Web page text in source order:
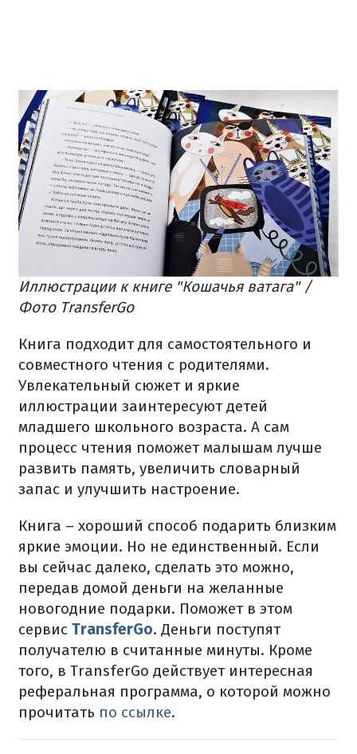
Иллюстрации к книге "Кошачья ватага" /
Фото TransferGo
Книга подходит для самостоятельного и
совместного чтения с родителями.
Увлекательный сюжет и яркие
иллюстрации заинтересуют детей
младшего школьного возраста. А сам
процесс чтения поможет малышам лучше
развить память, увеличить словарный
запас и улучшить настроение.
Книга – хороший способ подарить близким
яркие эмоции. Но не единственный. Если
вы сейчас далеко, сделать это можно,
передав домой деньги на желанные
новогодние подарки. Поможет в этом
сервис TransferGo. Деньги поступят
получателю в считанные минуты. Кроме
того, в TransferGo действует интересная
реферальная программа, о которой можно
прочитать по ссылке.